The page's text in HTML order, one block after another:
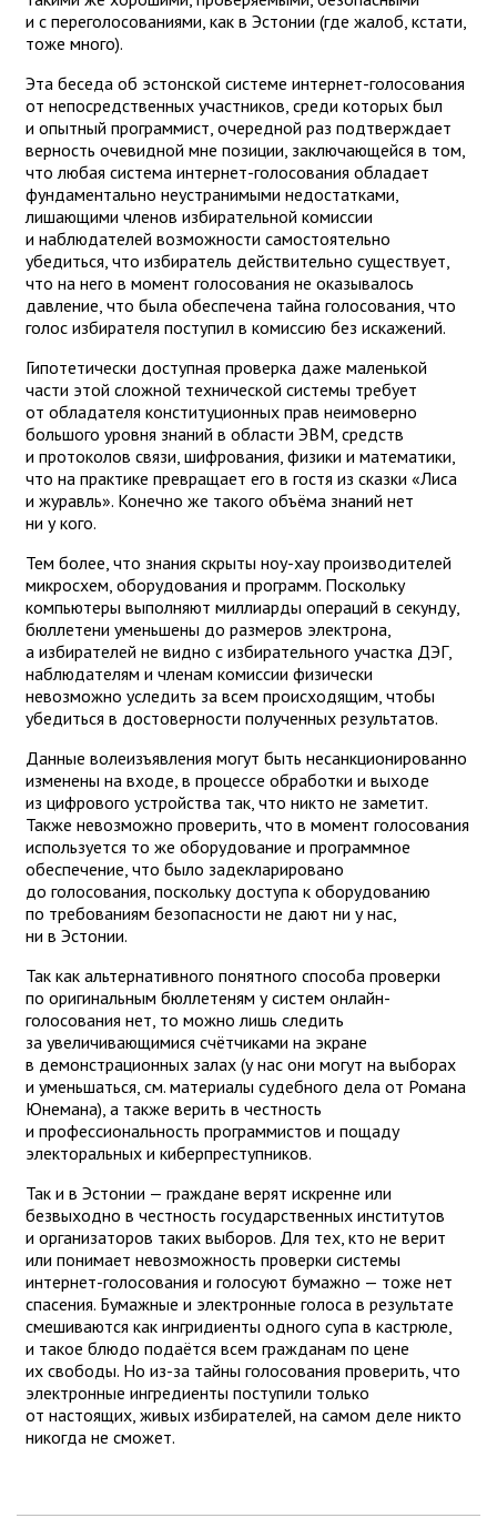
и с переголосованиями, как в Эстонии (где жалоб, кстати,
тоже много).
Эта беседа об эстонской системе интернет-голосования
от непосредственных участников, среди которых был
и опытный программист, очередной раз подтверждает
верность очевидной мне позиции, заключающейся в том,
что любая система интернет-голосования обладает
фундаментально неустранимыми недостатками,
лишающими членов избирательной комиссии
и наблюдателей возможности самостоятельно
убедиться, что избиратель действительно существует,
что на него в момент голосования не оказывалось
давление, что была обеспечена тайна голосования, что
голос избирателя поступил в комиссию без искажений.
Гипотетически доступная проверка даже маленькой
части этой сложной технической системы требует
от обладателя конституционных прав неимоверно
большого уровня знаний в области ЭВМ, средств
и протоколов связи, шифрования, физики и математики,
что на практике превращает его в гостя из сказки «Лиса
и журавль». Конечно же такого объёма знаний нет
ни у кого.
Тем более, что знания скрыты ноу-хау производителей
микросхем, оборудования и программ. Поскольку
компьютеры выполняют миллиарды операций в секунду,
бюллетени уменьшены до размеров электрона,
а избирателей не видно с избирательного участка ДЭГ,
наблюдателям и членам комиссии физически
невозможно уследить за всем происходящим, чтобы
убедиться в достоверности полученных результатов.
Данные волеизъявления могут быть несанкционированно
изменены на входе, в процессе обработки и выходе
из цифрового устройства так, что никто не заметит.
Также невозможно проверить, что в момент голосования
используется то же оборудование и программное
обеспечение, что было задекларировано
до голосования, поскольку доступа к оборудованию
по требованиям безопасности не дают ни у нас,
ни в Эстонии.
Так как альтернативного понятного способа проверки
по оригинальным бюллетеням у систем онлайн-
голосования нет, то можно лишь следить
за увеличивающимися счётчиками на экране
в демонстрационных залах (у нас они могут на выборах
и уменьшаться, см. материалы судебного дела от Романа
Юнемана), а также верить в честность
и профессиональность программистов и пощаду
электоральных и киберпреступников.
Так и в Эстонии — граждане верят искренне или
безвыходно в честность государственных институтов
и организаторов таких выборов. Для тех, кто не верит
или понимает невозможность проверки системы
интернет-голосования и голосуют бумажно — тоже нет
спасения. Бумажные и электронные голоса в результате
смешиваются как ингридиенты одного супа в кастрюле,
и такое блюдо подаётся всем гражданам по цене
их свободы. Но из-за тайны голосования проверить, что
электронные ингредиенты поступили только
от настоящих, живых избирателей, на самом деле никто
никогда не сможет.